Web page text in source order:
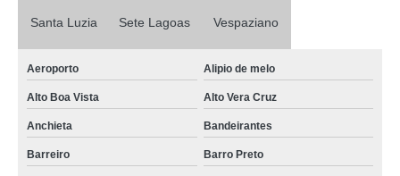
pgr segurança do trabalho marcar Boa Vista
pgr gro São Bento
pgr gro marcar Jardim montanhês
onde fazer pgr esocial Dom Cabral
Santa Luzia Sete Lagoas Vespaziano
Aeroporto Alipio de melo
Alto Boa Vista Alto Vera Cruz
Anchieta Bandeirantes
Barreiro Barro Preto